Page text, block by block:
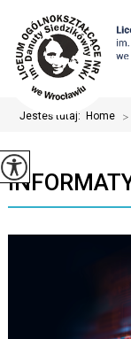
Jesteś tutaj: Home >